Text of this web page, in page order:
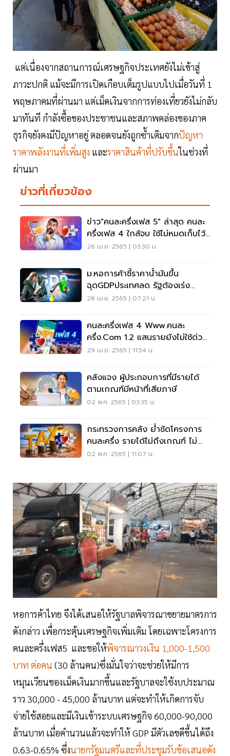
แต่เนื่องจากสถานการณ์เศรษฐกิจประเทศยังไม่เข้าสู่
ภาวะปกติ แม้จะมีการเปิดเกือบเต็มรูปแบบไปเมื่อวันที่ 1
พฤษภาคมที่ผ่านมา แต่เม็ดเงินจากการท่องเที่ยวยังไม่กลับ
มาทันที กำลังซื้อของประชาชนและสภาพคล่องของภาค
ธุรกิจยังคงมีปัญหาอยู่ ตลอดจนยังถูกซ้ำเติมจากปัญหา
ราคาพลังงานที่เพิ่มสูง และราคาสินค้าที่ปรับขึ้นในช่วงที่
ผ่านมา
ข่าวที่เกี่ยวข้อง
ข่าว"คนละครึ่งเฟส 5" ล่าสุด คนละ
ครึ่งเฟส 4 ใกล้จบ ใช้ไม่หมดเก็บไว้
ได้ไหม
26 เม.ย. 2565 | 03:30 น.
ม.หอการค้าชี้ราคาน้ำมันขึ้น
ฉุดGDPประเทศลด รัฐต้องเร่ง
กระตุ้นศก.
28 เม.ย. 2565 | 07:21 น.
คนละครึ่งเฟส 4 Www.คนละ
ครึ่ง.com 1.2 แสนรายยังไม่ใช้ด่วน
พรุ่งนี้หมดเขตแล้ว
29 เม.ย. 2565 | 11:54 น.
คลังแจง ผู้ประกอบการที่มีรายได้
ตามเกณฑ์มีหน้าที่เสียภาษี
02 พ.ค. 2565 | 03:35 น.
กระทรวงการคลัง ย้ำชัดโครงการ
คนละครึ่ง รายได้ไม่ถึงเกณฑ์ ไม่
ต้องเสียภาษี
02 พ.ค. 2565 | 11:07 น.
หอการค้าไทย จึงได้เสนอให้รัฐบาลพิจารณาขยายมาตรการ
ดังกล่าว เพื่อกระตุ้นเศรษฐกิจเพิ่มเติม โดยเฉพาะโครงการ
คนละครึ่งเฟส5 และขอให้พิจารณาวงเงิน 1,000-1,500
บาท ต่อคน (30 ล้านคน)ซึ่งมั่นใจว่าจะช่วยให้มีการ
หมุนเวียนของเม็ดเงินมากขึ้นและรัฐบาลจะใช้งบประมาณ
ราว 30,000 - 45,000 ล้านบาท แต่จะทำให้เกิดการจับ
จ่ายใช้สอยและมีเงินเข้าระบบเศรษฐกิจ 60,000-90,000
ล้านบาท เมื่อคำนวนแล้วจะทำให้ GDP มีตัวเลขดีขึ้นได้ถึง
0.63-0.65% ซึ่งนายกรัฐมนตรีและที่ประชุมรับข้อเสนอดัง